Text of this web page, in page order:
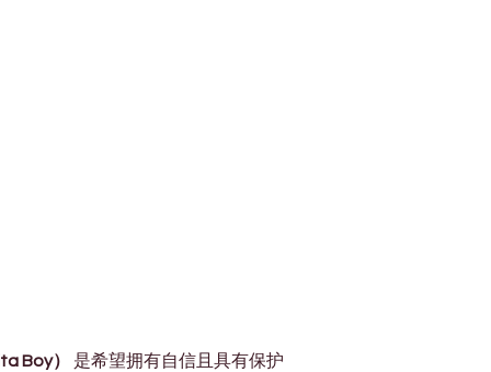
Boy）
是希望拥有自信且具有保护